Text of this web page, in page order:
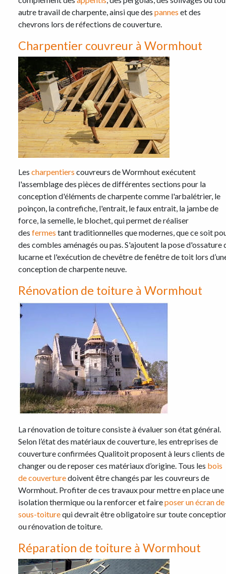
autre travail de charpente, ainsi que des pannes et des
chevrons lors de réfections de couverture.
Charpentier couvreur à Wormhout
Les charpentiers couvreurs de Wormhout exécutent
l'assemblage des pièces de différentes sections pour la
conception d'éléments de charpente comme l'arbalétrier, le
poinçon, la contrefiche, l'entrait, le faux entrait, la jambe de
force, la semelle, le blochet, qui permet de réaliser
des fermes tant traditionnelles que modernes, que ce soit
des combles aménagés ou pas. S'ajoutent la pose d'ossature
lucarne et l'exécution de chevêtre de fenêtre de toit lors
conception de charpente neuve.
Rénovation de toiture à Wormhout
La rénovation de toiture consiste à évaluer son état général.
Selon l’état des matériaux de couverture, les entreprises de
couverture confirmées Qualitoit proposent à leurs clients de
changer ou de reposer ces matériaux d’origine. Tous les bois
de couverturedoivent être changés par les couvreurs de
Wormhout. Profiter de ces travaux pour mettre en place une
isolation thermique ou la renforcer et faireposer un écran de
sous-toiturequi devrait être obligatoire sur toute
ou rénovation de toiture.
Réparation de toiture à Wormhout